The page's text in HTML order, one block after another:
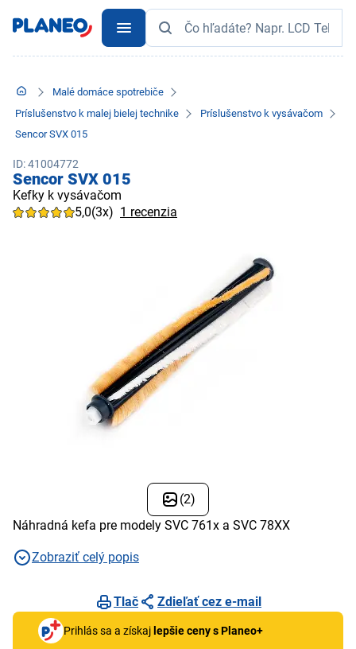
Malé domáce spotrebiče
Príslušenstvo k malej bielej technike
Príslušenstvo k vysávačom
Sencor SVX 015
ID: 41004772
Sencor SVX 015
Kefky k vysávačom
5,0(3x) 1 recenzia
(2)
Náhradná kefa pre modely SVC 761x a SVC 78XX
Zobraziť celý popis
Tlač Zdieľať cez e-mail
Prihlás sa a získaj lepšie ceny s Planeo+